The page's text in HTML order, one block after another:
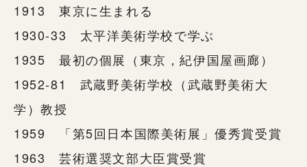
1913 東京に生まれる
1930-33 太平洋美術学校で学ぶ
1935 最初の個展（東京，紀伊国屋画廊）
1952-81 武蔵野美術学校（武蔵野美術大
学）教授
1959 「第5回日本国際美術展」優秀賞受賞
1963 芸術選奨文部大臣賞受賞